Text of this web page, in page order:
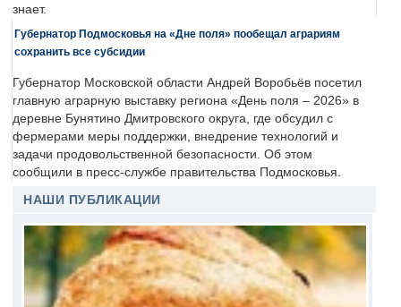
знает.
Губернатор Подмосковья на «Дне поля» пообещал аграриям
сохранить все субсидии
Губернатор Московской области Андрей Воробьёв посетил
главную аграрную выставку региона «День поля – 2026» в
деревне Бунятино Дмитровского округа, где обсудил с
фермерами меры поддержки, внедрение технологий и
задачи продовольственной безопасности. Об этом
сообщили в пресс-службе правительства Подмосковья.
НАШИ ПУБЛИКАЦИИ